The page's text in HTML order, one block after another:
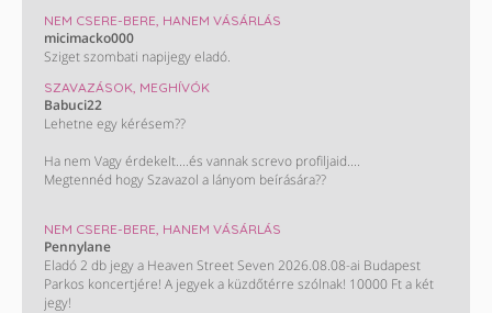
NEM CSERE-BERE, HANEM VÁSÁRLÁS
micimacko000
Sziget szombati napijegy eladó.
SZAVAZÁSOK, MEGHÍVÓK
Babuci22
Lehetne egy kérésem??
Ha nem Vagy érdekelt....és vannak screvo profiljaid....
Megtennéd hogy Szavazol a lányom beírására??
KÖSZÖNÖM HOGY SEGÍTESZ !!!😊😊😊😊
NEM CSERE-BERE, HANEM VÁSÁRLÁS
Pennylane
Eladó 2 db jegy a Heaven Street Seven 2026.08.08-ai Budapest
Parkos koncertjére! A jegyek a küzdőtérre szólnak! 10000 Ft a két
jegy!